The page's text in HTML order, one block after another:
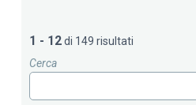
1 - 12di 149 risultati
Cerca